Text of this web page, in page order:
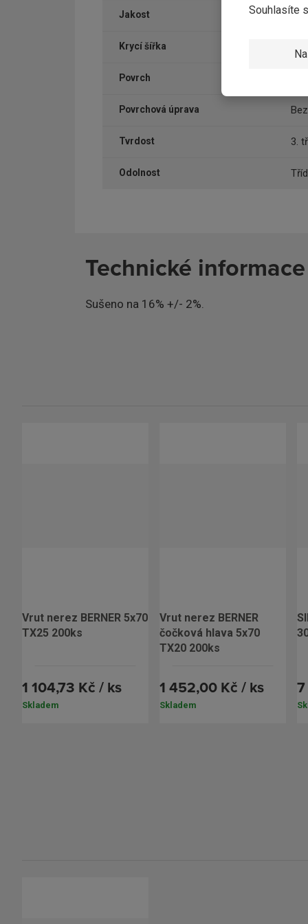
Souhlasíte
Jakost AB
Krycí šířka
Povrch
Povrchová úprava
Tvrdost 3.
Odolnost
Technické
Sušeno na 16% +/- 2%.
vrut nerez BERNER 5x70
TX25 200ks
1 104,73 Kč / ks
Skladem
vrut nerez BERNER
čočková hlava 5x70
TX20 200ks
1 452,00 Kč / ks
Skladem
SIHGA DielenFix DF 22